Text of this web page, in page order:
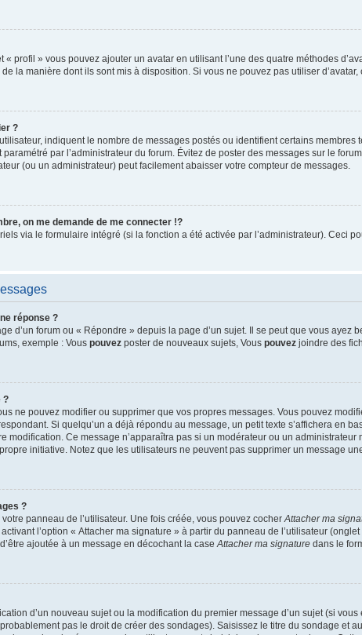
« profil » vous pouvez ajouter un avatar en utilisant l’une des quatre méthodes
la manière dont ils sont mis à disposition. Si vous ne pouvez pas utiliser
?
indiquent le nombre de messages postés ou identifient certains
paramétré par l’administrateur du forum. Évitez de poster des messages sur le
(ou un administrateur) peut facilement abaisser votre compteur de messages.
on me demande de me connecter !?
via le formulaire intégré (si la fonction a été activée par l’administrateur). Ceci
réponse ?
d’un forum ou « Répondre » depuis la page d’un sujet. Il se peut que vous ayez
exemple : Vous pouvez poster de nouveaux sujets, Vous pouvez joindre des
?
ne pouvez modifier ou supprimer que vos propres messages. Vous pouvez
Si quelqu’un a déjà répondu au message, un petit texte s’affichera en
modification. Ce message n’apparaîtra pas si un modérateur ou un
initiative. Notez que les utilisateurs ne peuvent pas supprimer un message
?
panneau de l’utilisateur. Une fois créée, vous pouvez cocherAttacher ma
l’option « Attacher ma signature » à partir du panneau de l’utilisateur (onglet
ajoutée à un message en décochant la caseAttacher ma signature dans le
d’un nouveau sujet ou la modification du premier message d’un sujet (si
pas le droit de créer des sondages). Saisissez le titre du sondage et